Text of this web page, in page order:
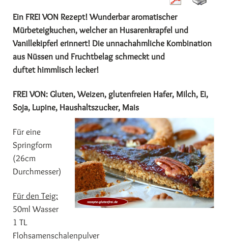
Ein FREI VON Rezept! Wunderbar aromatischer
Mürbeteigkuchen, welcher an Husarenkrapfel und
Vanillekipferl erinnert! Die unnachahmliche Kombination
aus Nüssen und Fruchtbelag schmeckt und
duftet himmlisch lecker!
FREI VON: Gluten, Weizen, glutenfreien Hafer, Milch, Ei,
Soja, Lupine, Haushaltszucker, Mais
Für eine
Springform
(26cm
Durchmesser)
Für den Teig:
50ml Wasser
1 TL
Flohsamenschalenpulver